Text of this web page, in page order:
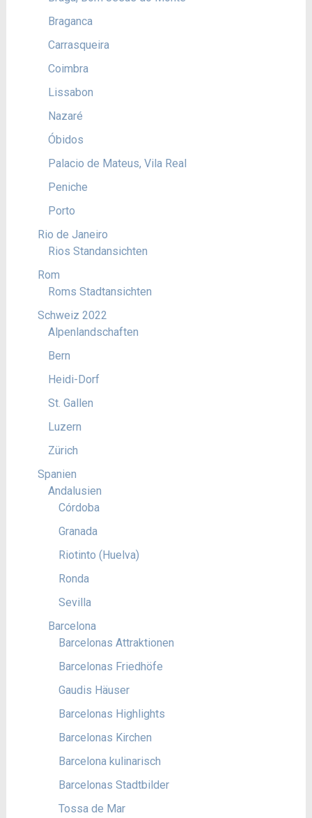
Braganca
Carrasqueira
Coimbra
Lissabon
Nazaré
Óbidos
Palacio de Mateus, Vila Real
Peniche
Porto
Rio de Janeiro
Rios Standansichten
Rom
Roms Stadtansichten
Schweiz 2022
Alpenlandschaften
Bern
Heidi-Dorf
St. Gallen
Luzern
Zürich
Spanien
Andalusien
Córdoba
Granada
Riotinto (Huelva)
Ronda
Sevilla
Barcelona
Barcelonas Attraktionen
Barcelonas Friedhöfe
Gaudis Häuser
Barcelonas Highlights
Barcelonas Kirchen
Barcelona kulinarisch
Barcelonas Stadtbilder
Tossa de Mar